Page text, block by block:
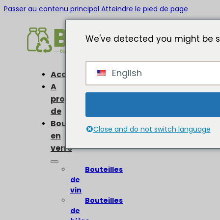
Passer au contenu principal Atteindre le pied de page
Accueil
A
propos
de
Bouteilles
en
verre
Bouteilles
de
vin
Bouteilles
de
We've detected you might be
English
Close and do not switch language